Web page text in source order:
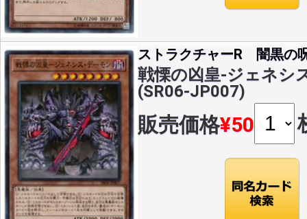
ストラクチャーR 闇黒の
戦慄の凶皇-ジェネシ
(SR06-JP007)
販売価格¥50